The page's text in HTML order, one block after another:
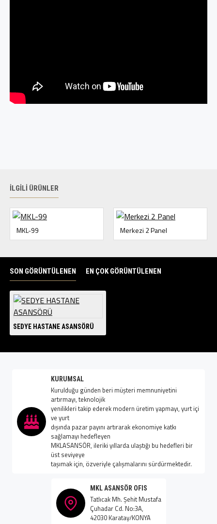
İLGILI ÜRÜNLER
MKL-99 Merkezi 2 Panel
SON GÖRÜNTÜLENEN EN ÇOK GÖRÜNTÜLENEN
SEDYE HASTANE ASANSÖRÜ
KURUMSAL
Kurulduğu günden beri müşteri memnuniyetini
artırmayı, teknolojik
yenilikleri takip ederek modern üretim yapmayı, yurt içi
ve yurt
dışında pazar payını artırarak ekonomiye katkı
sağlamayı hedefleyen
MKLASANSÖR, ileriki yıllarda ulaştığı bu hedefleri bir
üst seviyeye
taşımak için, özveriyle çalışmalarını sürdürmektedir.
MKL ASANSÖR OFIS
Tatlıcak Mh. Şehit Mustafa
Çuhadar Cd. No:3A,
42030 Karatay/KONYA